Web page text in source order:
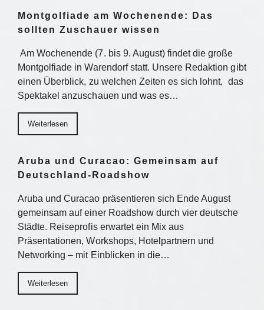
Montgolfiade am Wochenende: Das
sollten Zuschauer wissen
Am Wochenende (7. bis 9. August) findet die große
Montgolfiade in Warendorf statt. Unsere Redaktion gibt
einen Überblick, zu welchen Zeiten es sich lohnt, das
Spektakel anzuschauen und was es…
Weiterlesen
Aruba und Curacao: Gemeinsam auf
Deutschland-Roadshow
Aruba und Curacao präsentieren sich Ende August
gemeinsam auf einer Roadshow durch vier deutsche
Städte. Reiseprofis erwartet ein Mix aus
Präsentationen, Workshops, Hotelpartnern und
Networking – mit Einblicken in die…
Weiterlesen